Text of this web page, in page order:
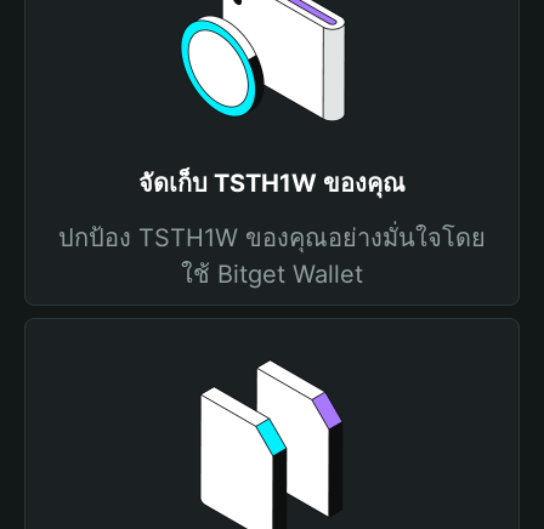
จัดเก็บ TSTH1W ของคุณ
ปกป้อง TSTH1W ของคุณอย่างมั่นใจโดย
ใช้ Bitget Wallet